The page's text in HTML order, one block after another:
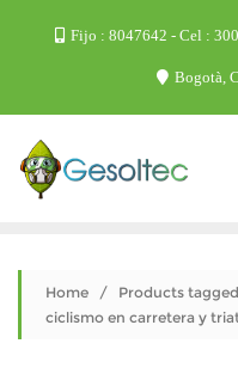
Fijo : 8047642 - Cel :
Bogotà,
Home / Products tagged
ciclismo en carretera y